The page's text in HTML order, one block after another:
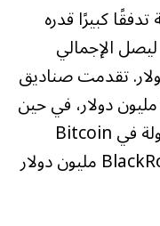
كبيرًا قدره
٢٧ سبتمبر، ليصل الإجمالي
من ١,١ مليار دولار. تقدمت صناديق
ARK 21Shares ETF بمبلغ 203 مليون دولار، في حين
أضافت صناديق الاستثمار المتداولة في Bitcoin
التابعة لشركة Fidelity وBlackRock 124 مليون دولار